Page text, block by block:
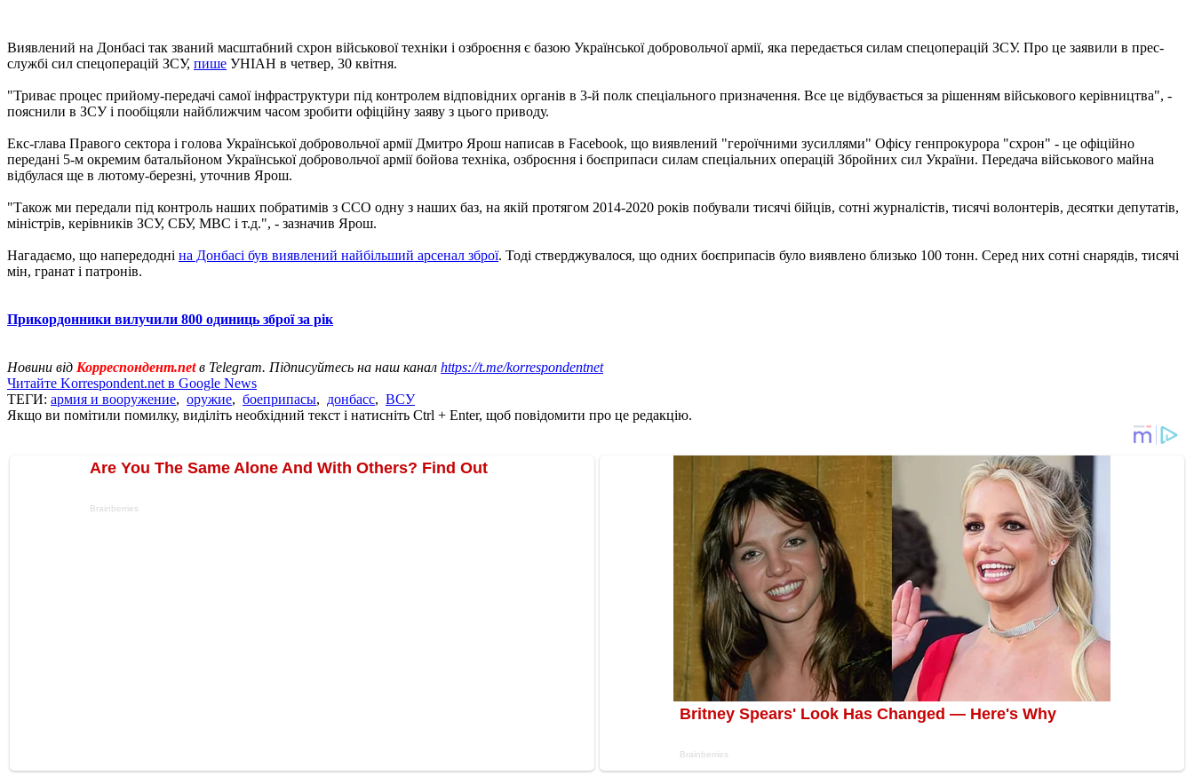
Виявлений на Донбасі так званий масштабний схрон військової техніки і озброєння є базою Української добровольчої армії, яка передається силам спецоперацій ЗСУ. Про це заявили в прес-
службі сил спецоперацій ЗСУ, пише УНІАН в четвер, 30 квітня.
"Триває процес прийому-передачі самої інфраструктури під контролем відповідних органів в 3-й полк спеціального призначення. Все це відбувається за рішенням військового керівництва", -
пояснили в ЗСУ і пообіцяли найближчим часом зробити офіційну заяву з цього приводу.
Екс-глава Правого сектора і голова Української добровольчої армії Дмитро Ярош написав в Facebook, що виявлений "героїчними зусиллями" Офісу генпрокурора "схрон" - це офіційно
передані 5-м окремим батальйоном Української добровольчої армії бойова техніка, озброєння і боєприпаси силам спеціальних операцій Збройних сил України. Передача військового майна
відбулася ще в лютому-березні, уточнив Ярош.
"Також ми передали під контроль наших побратимів з ССО одну з наших баз, на якій протягом 2014-2020 років побували тисячі бійців, сотні журналістів, тисячі волонтерів, десятки депутатів,
міністрів, керівників ЗСУ, СБУ, МВС і т.д.", - зазначив Ярош.
Нагадаємо, що напередодні на Донбасі був виявлений найбільший арсенал зброї. Тоді стверджувалося, що одних боєприпасів було виявлено близько 100 тонн. Серед них сотні снарядів, тисячі
мін, гранат і патронів.
Прикордонники вилучили 800 одиниць зброї за рік
Новини від Корреспондент.netв Telegram. Підписуйтесь на наш канал https://t.me/korrespondentnet
Читайте Korrespondent.net в Google News
ТЕГИ: армия и вооружение, оружие, боеприпасы, донбасс, ВСУ
Якщо ви помітили помилку, виділіть необхідний текст і натисніть Ctrl + Enter, щоб повідомити про це редакцію.